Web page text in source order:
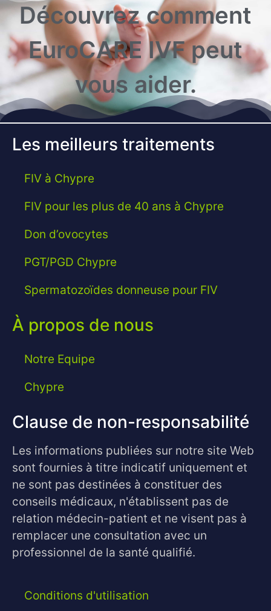
Découvrez comment
EuroCARE IVF peut
vous aider.
Les meilleurs traitements
FIV à Chypre
FIV pour les plus de 40 ans à Chypre
Don d’ovocytes
PGT/PGD Chypre
Spermatozoïdes donneuse pour FIV
À propos de nous
Notre Equipe
Chypre
Clause de non-responsabilité
Les informations publiées sur notre site Web
sont fournies à titre indicatif uniquement et
ne sont pas destinées à constituer des
conseils médicaux, n'établissent pas de
relation médecin-patient et ne visent pas à
remplacer une consultation avec un
professionnel de la santé qualifié.
Conditions d'utilisation